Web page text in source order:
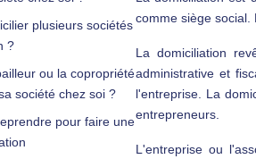
plusieurs sociétés
?
ou la copropriété
société chez soi ?
pour faire une
comme siège social.
La domiciliation
administrative et
l'entreprise. La
entrepreneurs.
L'entreprise ou